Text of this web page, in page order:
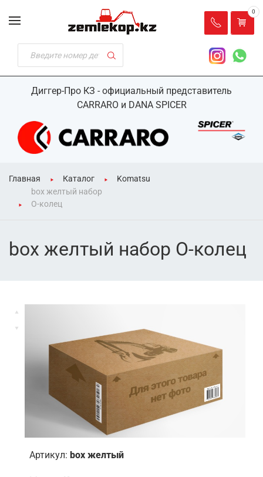
Диггер-Про КЗ - официальный представитель
CARRARO и DANA SPICER
0
Главная Каталог
Komatsu
box желтый набор
О-колец
box желтый набор О-колец
Артикул: box желтый